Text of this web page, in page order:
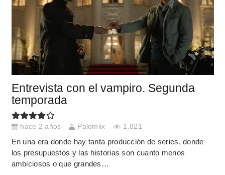
Entrevista con el vampiro. Segunda
temporada
hace 2 años Palomiix 1.821
En una era donde hay tanta producción de series, donde
los presupuestos y las historias son cuanto menos
ambiciosos o que grandes…